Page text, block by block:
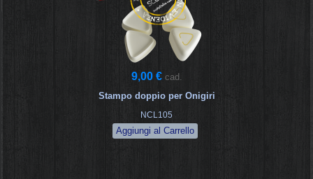
9,00 € cad.
Stampo doppio per Onigiri
NCL105